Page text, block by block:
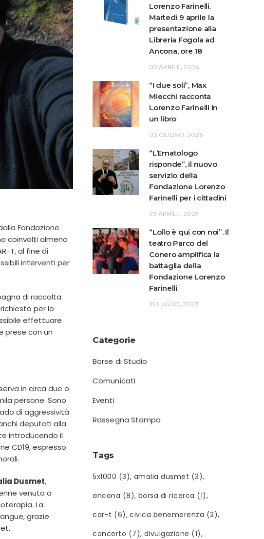
Fondazione
coinvolti almeno
T, al fine di
interventi per
di raccolta
per lo
effettuare
prese con un
in circa due o
persone. Sono
di aggressività
deputati alla
introducendo il
CD19, espresso
Dusmet,
venuto a
La
grazie
Lorenzo Farinelli.
Martedì 9 aprile la
presentazione alla
Libreria Fogola ad
Ancona, ore 18
02 APRILE, 2024
“I due soli”, Max
Miecchi racconta
Lorenzo Farinelli in
un libro
03 GIUGNO, 2026
“L’Ematologo
risponde”, il nuovo
servizio della
Fondazione Lorenzo
Farinelli per i cittadini
29 APRILE, 2024
“Lollo è qui con noi”. Il
teatro Parco del
Conero amplifica la
battaglia della
Fondazione Lorenzo
Farinelli
10 LUGLIO, 2023
Categorie
Borse di Studio
Comunicati
Eventi
Rassegna Stampa
Tags
5x1000 (3) amalia dusmet (3)
ancona (8) borsa di ricerca (1)
car-t (6) civica benemerenza (2)
concerto (7) divulgazione (1)